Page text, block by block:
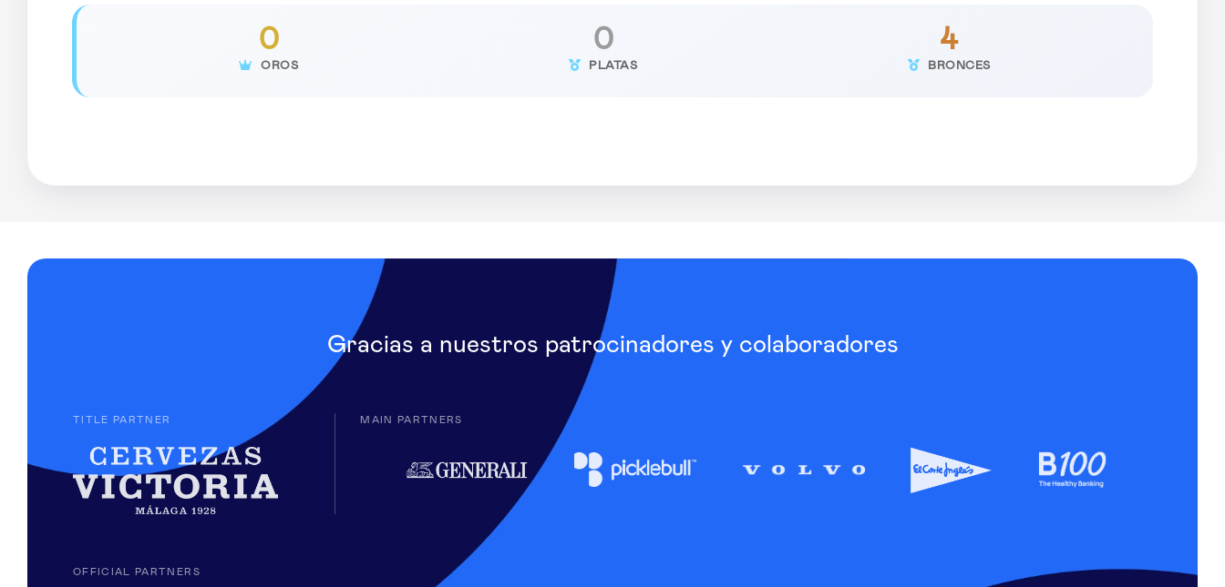
0
OROS
0
PLATAS
4
BRONCES
Gracias a nuestros patrocinadores y colaboradores
TITLE PARTNER MAIN PARTNERS
OFFICIAL PARTNERS